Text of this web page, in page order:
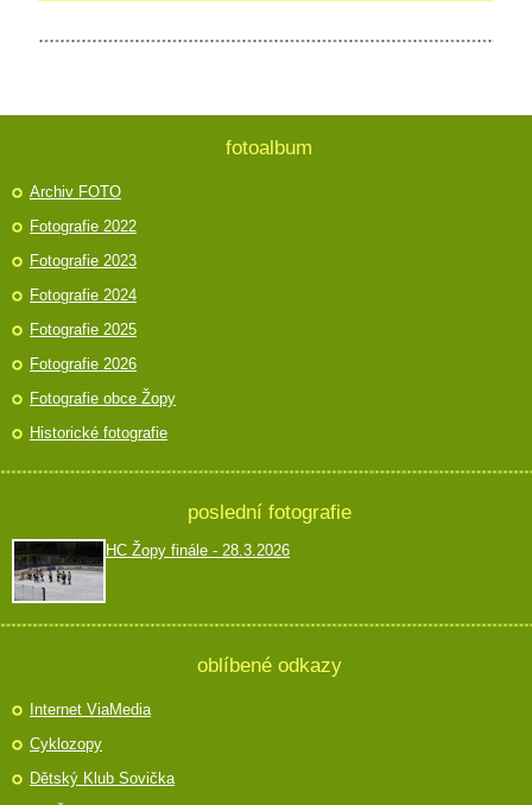
fotoalbum
Archiv FOTO
Fotografie 2022
Fotografie 2023
Fotografie 2024
Fotografie 2025
Fotografie 2026
Fotografie obce Žopy
Historické fotografie
poslední fotografie
HC Žopy finále - 28.3.2026
oblíbené odkazy
Internet ViaMedia
Cyklozopy
Dětský Klub Sovička